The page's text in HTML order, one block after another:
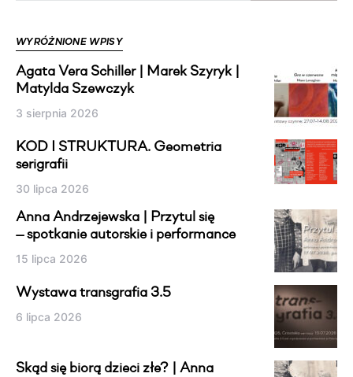
WYRÓŻNIONE WPISY
Agata Vera Schiller | Marek Szyryk |
Matylda Szewczyk
3 sierpnia 2026
KOD I STRUKTURA. Geometria
serigrafii
30 lipca 2026
Anna Andrzejewska | Przytul się
— spotkanie autorskie i performance
15 lipca 2026
Wystawa transgrafia 3.5
6 lipca 2026
Skąd się biorą dzieci złe? | Anna